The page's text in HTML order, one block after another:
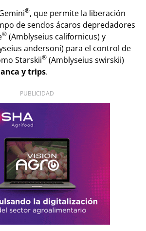
®, que permite la liberación
de sendos ácaros depredadores
® (Amblyseius californicus) y
andersoni) para el control de
Starskii® (Amblyseius swirskii)
y trips.
PUBLICIDAD